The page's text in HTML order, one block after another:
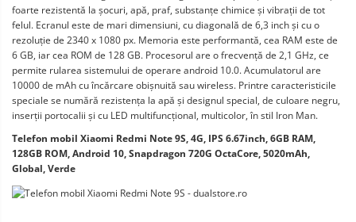
foarte rezistentă la șocuri, apă, praf, substanțe chimice și vibrații de tot
felul. Ecranul este de mari dimensiuni, cu diagonală de 6,3 inch și cu o
rezoluție de 2340 x 1080 px. Memoria este performantă, cea RAM este de
6 GB, iar cea ROM de 128 GB. Procesorul are o frecvență de 2,1 GHz, ce
permite rularea sistemului de operare android 10.0. Acumulatorul are
10000 de mAh cu încărcare obișnuită sau wireless. Printre caracteristicile
speciale se numără rezistența la apă și designul special, de culoare negru,
inserții portocalii și cu LED multifuncțional, multicolor, în stil Iron Man.
Telefon mobil Xiaomi Redmi Note 9S, 4G, IPS 6.67inch, 6GB RAM,
128GB ROM, Android 10, Snapdragon 720G OctaCore, 5020mAh,
Global, Verde